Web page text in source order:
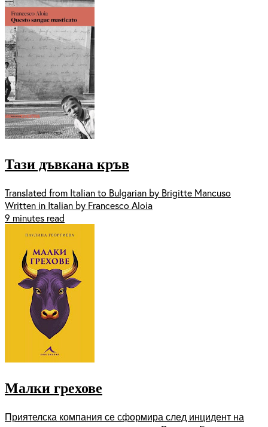
Тази дъвкана кръв
Translated from Italian to Bulgarian by Brigitte Mancuso
Written in Italian by Francesco Aloia
9 minutes read
Малки грехове
Приятелска компания се сформира след инцидент на